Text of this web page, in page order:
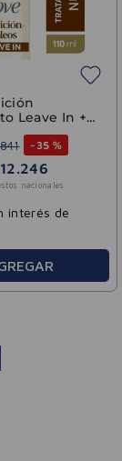
Leave In +
ml
841 - 35 %
12.246
nacionales:
interés de